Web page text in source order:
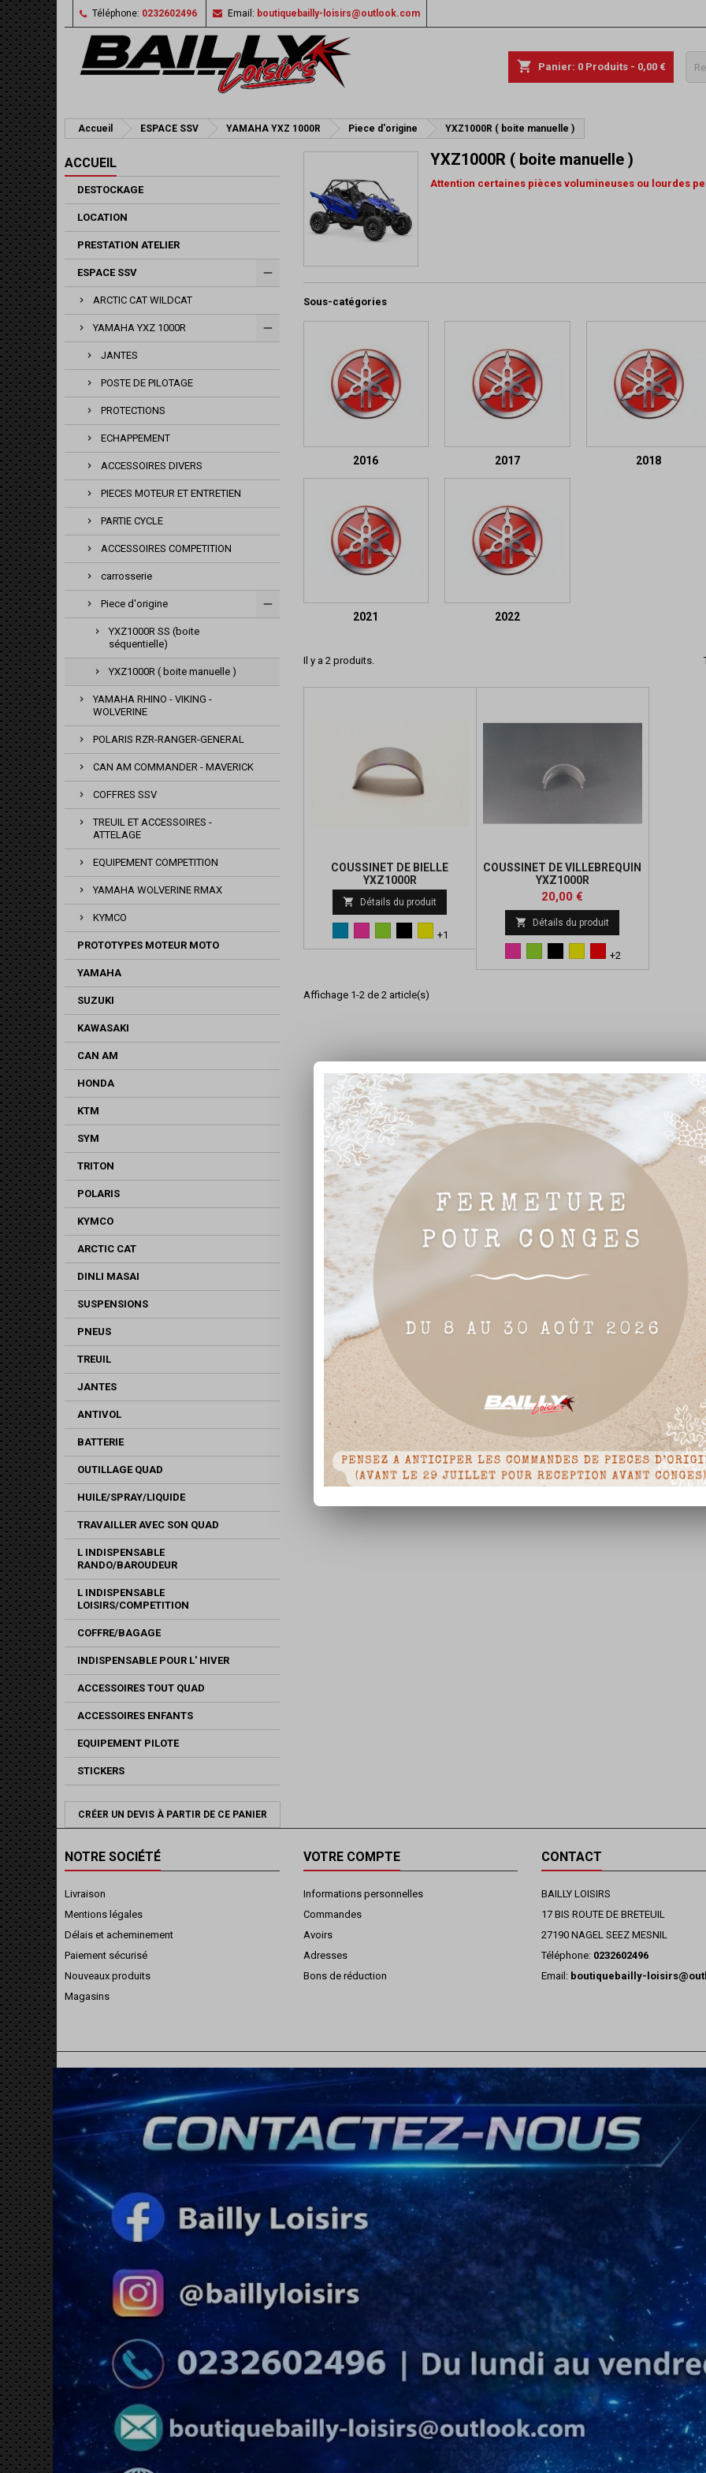
Téléphone: 0232602496 Email: boutiquebailly-loisirs@outlook.com
shopping_cart Panier: 0 Produits - 0,00 €
Accueil ESPACE SSV YAMAHA YXZ 1000R Piece d'origine YXZ1000R ( boite manuelle )
ACCUEIL
DESTOCKAGE
LOCATION
PRESTATION ATELIER
ESPACE SSV
ARCTIC CAT WILDCAT
YAMAHA YXZ 1000R
JANTES
POSTE DE PILOTAGE
PROTECTIONS
ECHAPPEMENT
ACCESSOIRES DIVERS
PIECES MOTEUR ET ENTRETIEN
PARTIE CYCLE
ACCESSOIRES COMPETITION
carrosserie
Piece d'origine
YXZ1000R SS (boite
séquentielle)
YXZ1000R ( boite manuelle )
YAMAHA RHINO - VIKING -
WOLVERINE
POLARIS RZR-RANGER-GENERAL
CAN AM COMMANDER - MAVERICK
COFFRES SSV
TREUIL ET ACCESSOIRES -
ATTELAGE
EQUIPEMENT COMPETITION
YAMAHA WOLVERINE RMAX
KYMCO
PROTOTYPES MOTEUR MOTO
YAMAHA
SUZUKI
KAWASAKI
CAN AM
HONDA
KTM
SYM
TRITON
POLARIS
KYMCO
ARCTIC CAT
DINLI MASAI
SUSPENSIONS
PNEUS
TREUIL
JANTES
ANTIVOL
BATTERIE
OUTILLAGE QUAD
HUILE/SPRAY/LIQUIDE
TRAVAILLER AVEC SON QUAD
L INDISPENSABLE
RANDO/BAROUDEUR
L INDISPENSABLE
LOISIRS/COMPETITION
COFFRE/BAGAGE
INDISPENSABLE POUR L' HIVER
ACCESSOIRES TOUT QUAD
ACCESSOIRES ENFANTS
EQUIPEMENT PILOTE
STICKERS
CRÉER UN DEVIS À PARTIR DE CE PANIER
YXZ1000R ( boite manuelle )
Attention certaines pièces volumineuses ou lourdes
Sous-catégories
2016 2017 2018
2021 2022
Il y a 2 produits.
COUSSINET DE BIELLE
YXZ1000R
 Détails du produit
Jaune
+1
COUSSINET DE VILLEBREQUIN
YXZ1000R
Prix
20,00 €
 Détails du produit
Rouge
+2
Affichage 1-2 de 2 article(s)
NOTRE SOCIÉTÉ
Livraison
Mentions légales
Délais et acheminement
Paiement sécurisé
Nouveaux produits
Magasins
VOTRE COMPTE
Informations personnelles
Commandes
Avoirs
Adresses
Bons de réduction
CONTACT
BAILLY LOISIRS
17 BIS ROUTE DE BRETEUIL
27190 NAGEL SEEZ MESNIL
Téléphone: 0232602496
Email: boutiquebailly-